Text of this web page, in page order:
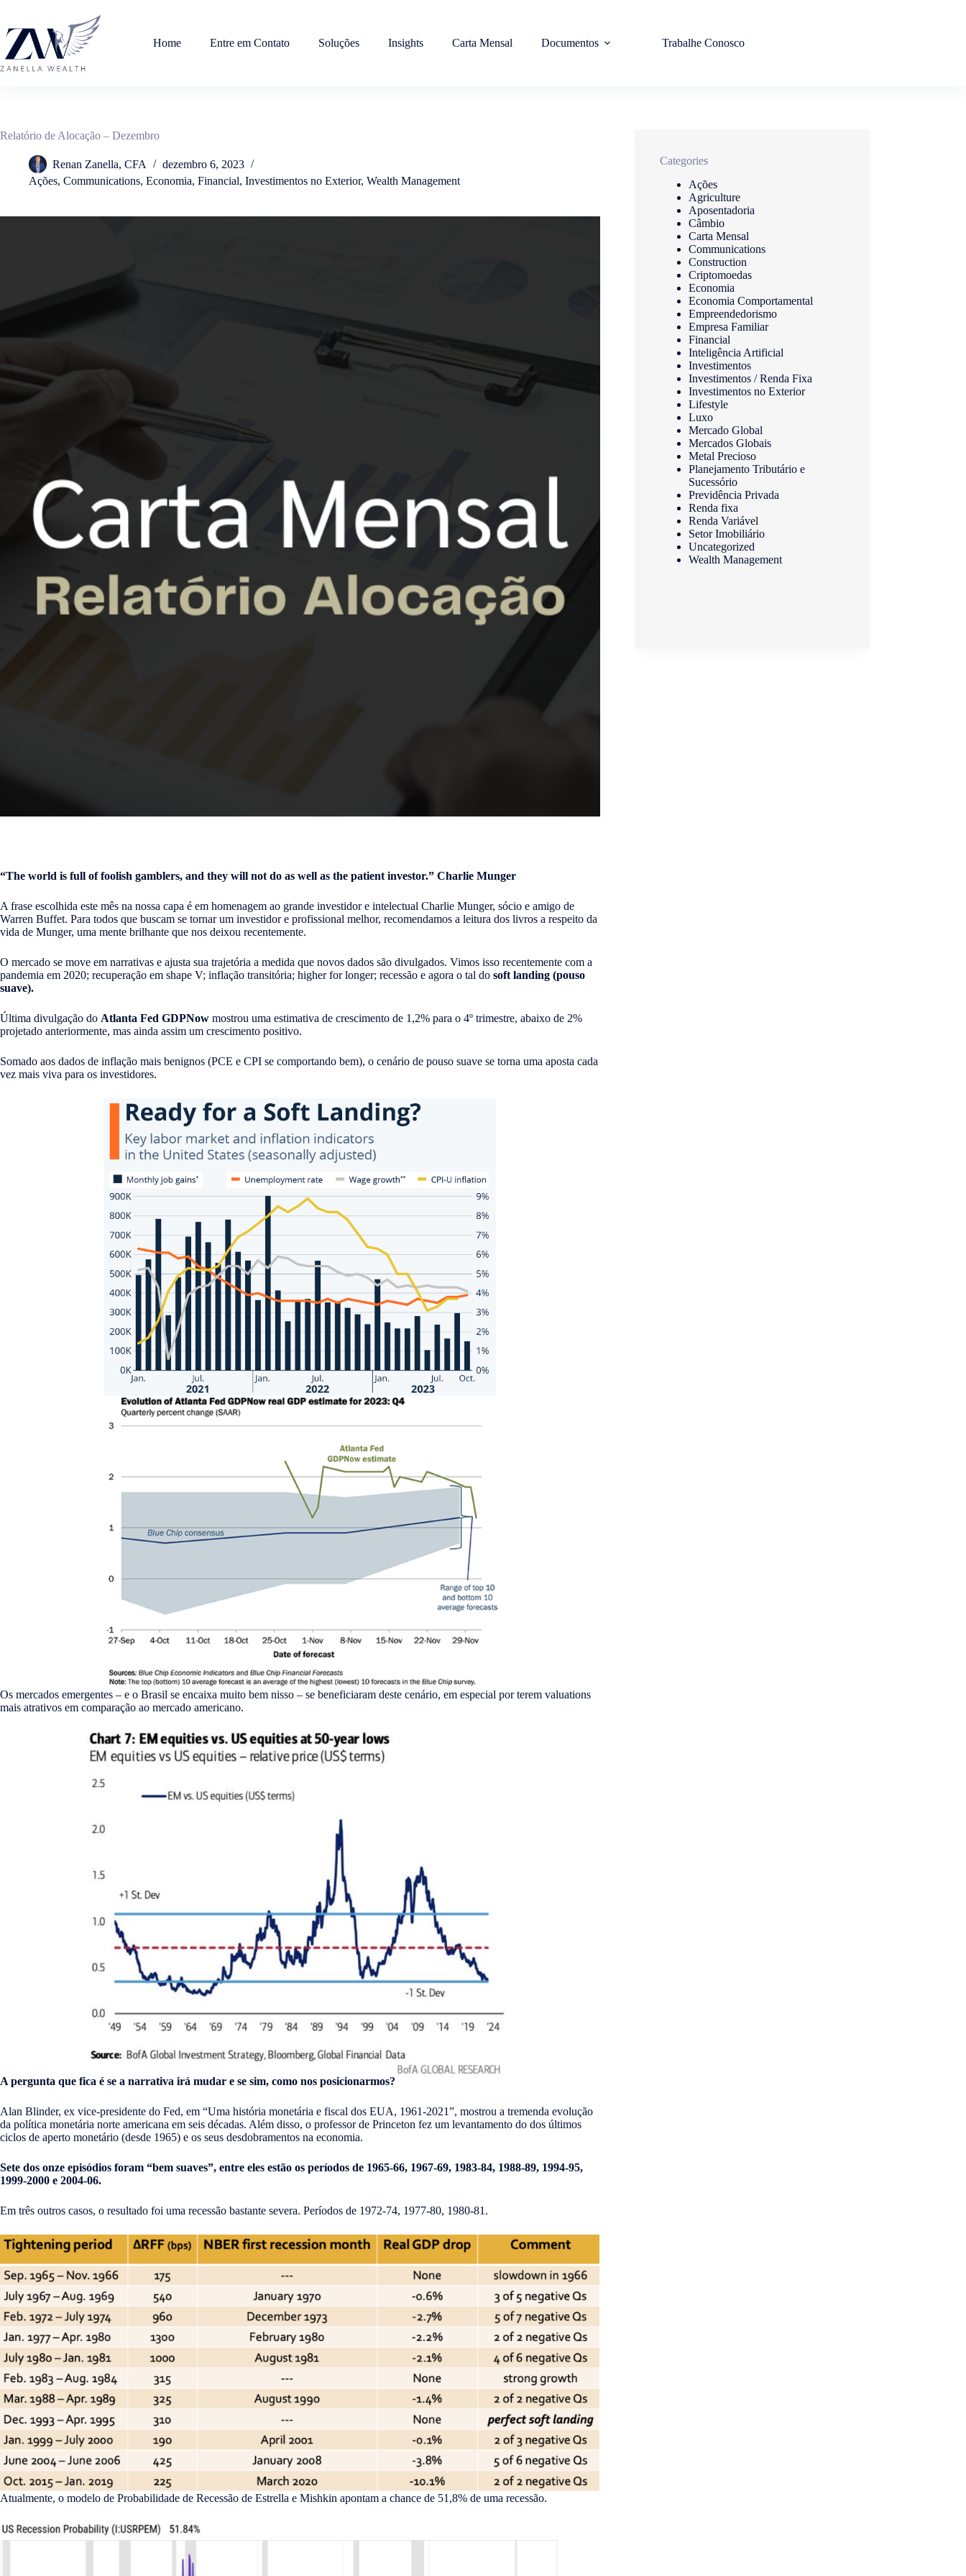
conteúdo
Home Entre em Contato Soluções Insights Carta Mensal Documentos Trabalhe Conosco
Relatório de Alocação – Dezembro
Renan Zanella, CFA
dezembro 6, 2023
Ações, Communications, Economia, Financial, Investimentos no Exterior, Wealth Management
“The world is full of foolish gamblers, and they will not do as well as the patient investor.” Charlie Munger
A frase escolhida este mês na nossa capa é em homenagem ao grande investidor e intelectual Charlie Munger, sócio e amigo de
Warren Buffet. Para todos que buscam se tornar um investidor e profissional melhor, recomendamos a leitura dos livros a respeito da
vida de Munger, uma mente brilhante que nos deixou recentemente.
O mercado se move em narrativas e ajusta sua trajetória a medida que novos dados são divulgados. Vimos isso recentemente com a
pandemia em 2020; recuperação em shape V; inflação transitória; higher for longer; recessão e agora o tal do soft landing (pouso
suave).
Última divulgação do Atlanta Fed GDPNow mostrou uma estimativa de crescimento de 1,2% para o 4º trimestre, abaixo de 2%
projetado anteriormente, mas ainda assim um crescimento positivo.
Somado aos dados de inflação mais benignos (PCE e CPI se comportando bem), o cenário de pouso suave se torna uma aposta cada
vez mais viva para os investidores.
Os mercados emergentes – e o Brasil se encaixa muito bem nisso – se beneficiaram deste cenário, em especial por terem valuations
mais atrativos em comparação ao mercado americano.
A pergunta que fica é se a narrativa irá mudar e se sim, como nos posicionarmos?
Alan Blinder, ex vice-presidente do Fed, em “Uma história monetária e fiscal dos EUA, 1961-2021”, mostrou a tremenda evolução
da política monetária norte americana em seis décadas. Além disso, o professor de Princeton fez um levantamento do dos últimos
ciclos de aperto monetário (desde 1965) e os seus desdobramentos na economia.
Sete dos onze episódios foram “bem suaves”, entre eles estão os períodos de 1965-66, 1967-69, 1983-84, 1988-89, 1994-95,
1999-2000 e 2004-06.
Em três outros casos, o resultado foi uma recessão bastante severa. Períodos de 1972-74, 1977-80, 1980-81.
Atualmente, o modelo de Probabilidade de Recessão de Estrella e Mishkin apontam a chance de 51,8% de uma recessão.
Categories
Ações
Agriculture
Aposentadoria
Câmbio
Carta Mensal
Communications
Construction
Criptomoedas
Economia
Economia Comportamental
Empreendedorismo
Empresa Familiar
Financial
Inteligência Artificial
Investimentos
Investimentos / Renda Fixa
Investimentos no Exterior
Lifestyle
Luxo
Mercado Global
Mercados Globais
Metal Precioso
Planejamento Tributário e
Sucessório
Previdência Privada
Renda fixa
Renda Variável
Setor Imobiliário
Uncategorized
Wealth Management